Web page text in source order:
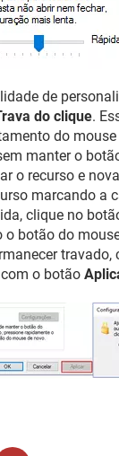
de
do clique.
do mouse
manter o
o recurso e
marcando a
clique no
o botão do
travado,
o botão